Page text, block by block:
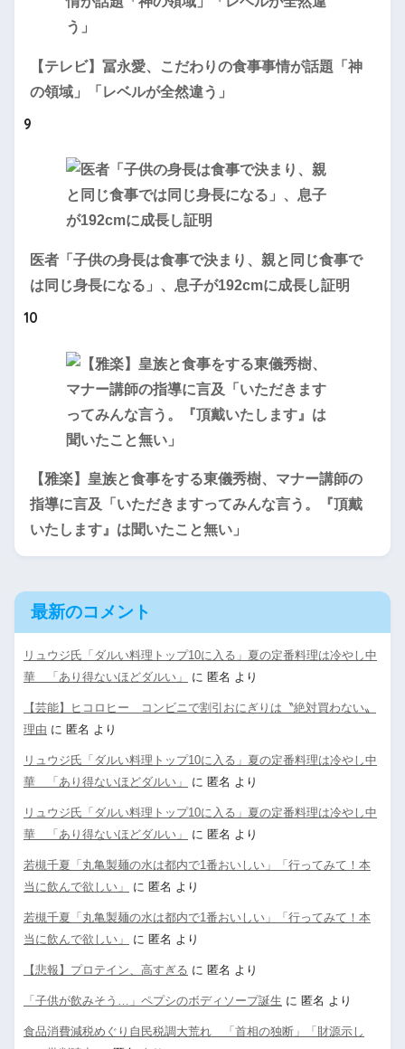
【テレビ】冨永愛、こだわりの食事事情が話題「神
の領域」「レベルが全然違う」
9
医者「子供の身長は食事で決まり、親と同じ食事で
は同じ身長になる」、息子が192cmに成長し証明
10
【雅楽】皇族と食事をする東儀秀樹、マナー講師の
指導に言及「いただきますってみんな言う。『頂戴
いたします』は聞いたこと無い」
最新のコメント
リュウジ氏「ダルい料理トップ10に入る」夏の定番料理は冷やし中
華 「あり得ないほどダルい」
に 匿名 より
【芸能】ヒコロヒー コンビニで割引おにぎりは〝絶対買わない〟
理由 に 匿名 より
リュウジ氏「ダルい料理トップ10に入る」夏の定番料理は冷やし中
華 「あり得ないほどダルい」
に 匿名 より
リュウジ氏「ダルい料理トップ10に入る」夏の定番料理は冷やし中
華 「あり得ないほどダルい」
に 匿名 より
若槻千夏「丸亀製麺の水は都内で1番おいしい」「行ってみて！本
当に飲んで欲しい」
に 匿名 より
若槻千夏「丸亀製麺の水は都内で1番おいしい」「行ってみて！本
当に飲んで欲しい」
に 匿名 より
【悲報】プロテイン、高すぎる に 匿名 より
「子供が飲みそう…」ペプシのボディソープ誕生 に 匿名 より
食品消費減税めぐり自民税調大荒れ 「首相の独断」「財源示し